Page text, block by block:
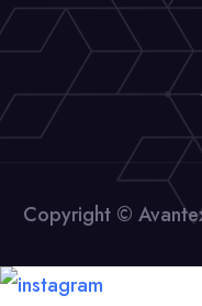
Copyright ©